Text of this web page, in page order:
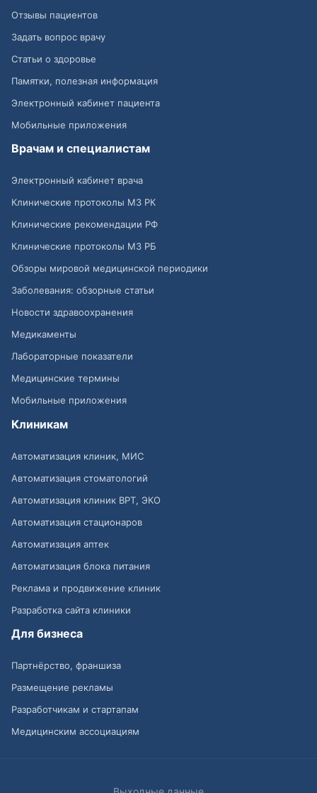
Отзывы пациентов
Задать вопрос врачу
Статьи о здоровье
Памятки, полезная информация
Электронный кабинет пациента
Мобильные приложения
Врачам и специалистам
Электронный кабинет врача
Клинические протоколы МЗ РК
Клинические рекомендации РФ
Клинические протоколы МЗ РБ
Обзоры мировой медицинской периодики
Заболевания: обзорные статьи
Новости здравоохранения
Медикаменты
Лабораторные показатели
Медицинские термины
Мобильные приложения
Клиникам
Автоматизация клиник, МИС
Автоматизация стоматологий
Автоматизация клиник ВРТ, ЭКО
Автоматизация стационаров
Автоматизация аптек
Автоматизация блока питания
Реклама и продвижение клиник
Разработка сайта клиники
Для бизнеса
Партнёрство, франшиза
Размещение рекламы
Разработчикам и стартапам
Медицинским ассоциациям